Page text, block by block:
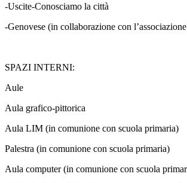
-Uscite-Conosciamo la città
-Genovese (in collaborazione con
SPAZI INTERNI:
Aule
Aula grafico-pittorica
Aula LIM (in comunione con scuola primaria)
Palestra (in comunione con scuola primaria)
Aula computer (in comunione con scuola